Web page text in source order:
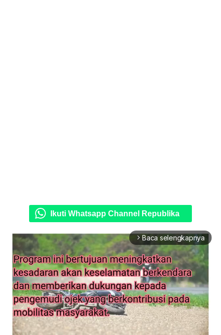
Ikuti Whatsapp Channel Republika
arrow_forward_ios Baca selengkapnya